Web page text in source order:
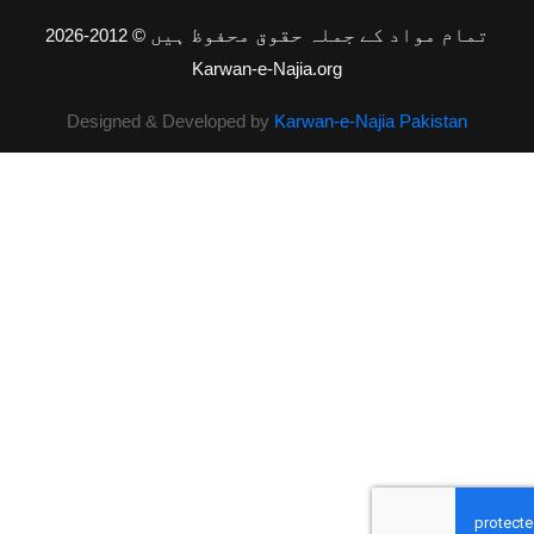
مواد کے جملہ حقوق محفوظ ہیں
© 2012-2026
Karwan-e-Najia.org
Designed & Developed byKarwan-e-Najia